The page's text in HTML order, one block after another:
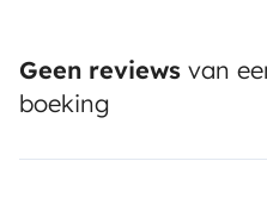
Geen reviews van
boeking